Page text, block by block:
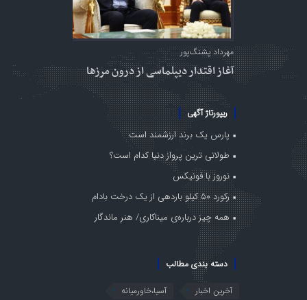
مهرداد پشنگ‌پور
آغاز اقتدار دیپلماسی از درون مرزها
ریپورتاژ آگهی
پارس یک برند ارزشمند است
طولانی ترین پرواز دنیا کدام است؟
نوروز با فونیکس
رکورد ۵۰ کیلو باردهی از یک درخت بادام
همه چیز درباره‌ی میناکاری/ هنر ماندگار
دسته بندی مطالب
آخرین اخبار
آسیا،خاورمیانه